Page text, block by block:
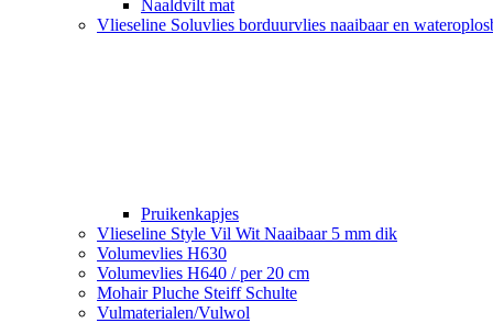
Naaldvilt mat
Vlieseline Soluvlies borduurvlies naaibaar en
Pruikenkapjes
Vlieseline Style Vil Wit Naaibaar 5 mm dik
Volumevlies H630
Volumevlies H640 / per 20 cm
Mohair Pluche Steiff Schulte
Vulmaterialen/Vulwol